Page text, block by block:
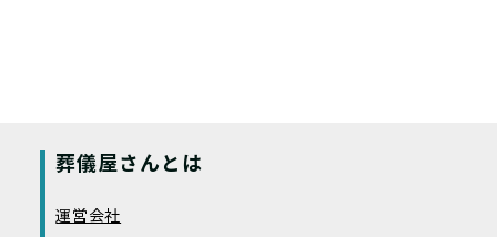
葬儀屋さんとは
運営会社